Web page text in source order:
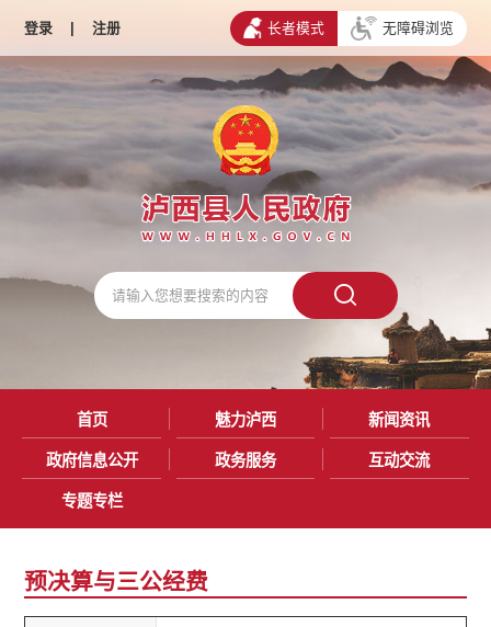
登录 | 注册 长者模式 无障碍浏览
首页 魅力泸西 新闻资讯
政府信息公开 政务服务 互动交流
专题专栏
预决算与三公经费